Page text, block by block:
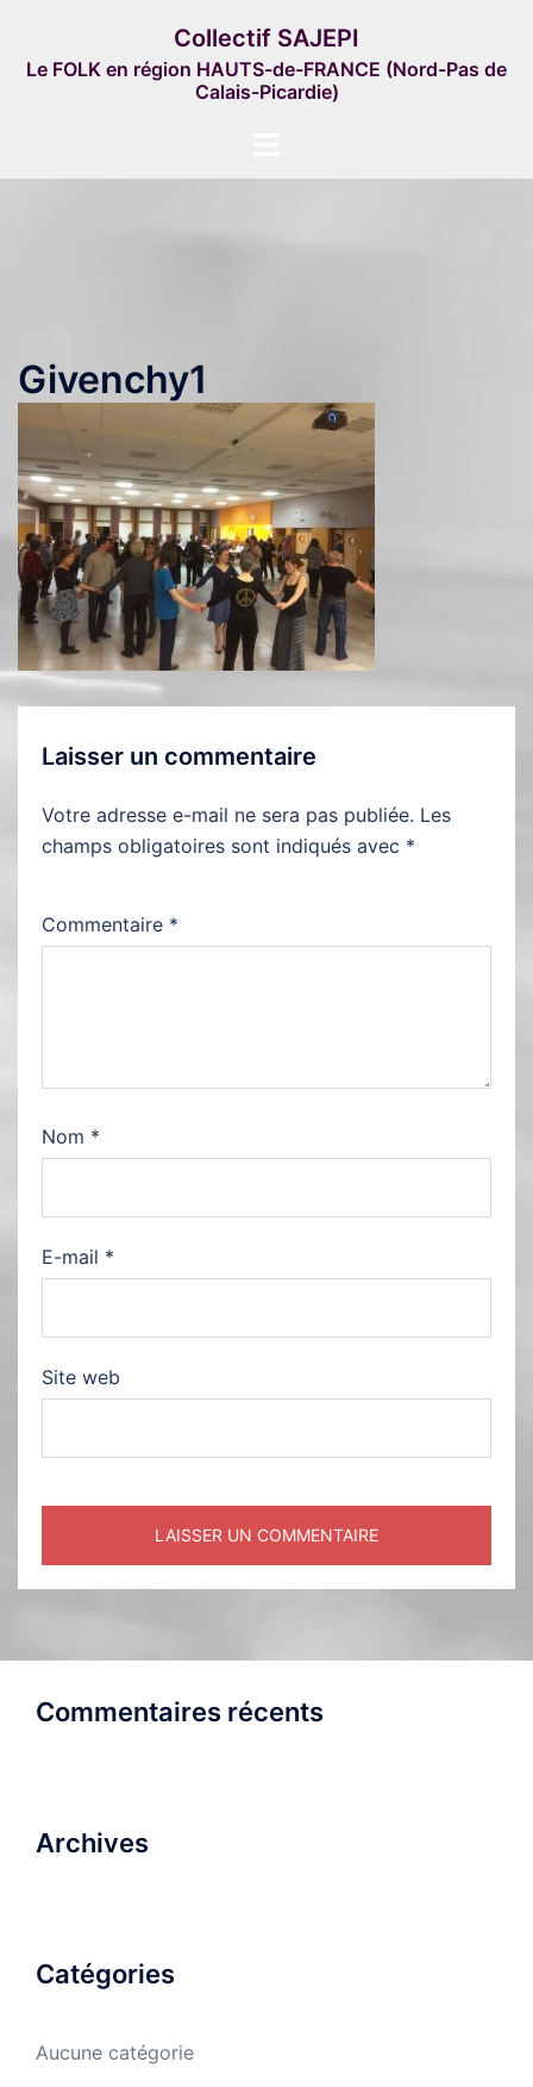
contenu
Collectif SAJEPI
Le FOLK en région HAUTS-de-FRANCE (Nord-Pas de
Calais-Picardie)
Givenchy1
Laisser un commentaire
Votre adresse e-mail ne sera pas publiée. Les
champs obligatoires sont indiqués avec *
Commentaire *
Nom *
E-mail *
Site web
Commentaires récents
Archives
Catégories
Aucune catégorie